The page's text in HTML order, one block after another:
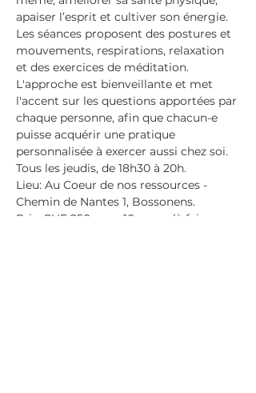
apaiser l’esprit et cultiver son énergie.
Les séances proposent des postures et
mouvements, respirations, relaxation
et des exercices de méditation.
L'approche est bienveillante et met
l'accent sur les questions apportées par
chaque personne, afin que chacun-e
puisse acquérir une pratique
personnalisée à exercer aussi chez soi.
Tous les jeudis, de 18h30 à 20h.
Lieu: Au Coeur de nos ressources -
Chemin de Nantes 1, Bossonens.
Prix: CHF 250 pour 10 cours (à faire